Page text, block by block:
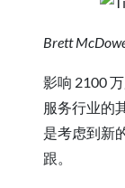
Brett
影响 2100
服务行业的
是考虑到新
跟。